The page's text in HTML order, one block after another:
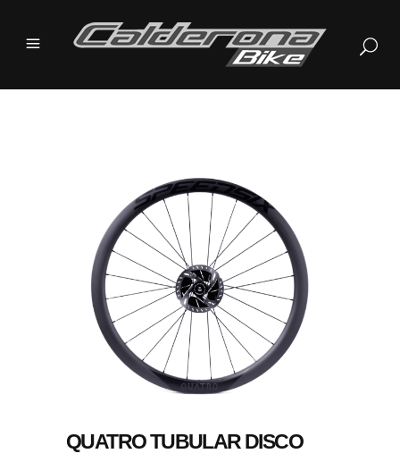
QUATRO TUBULAR DISCO